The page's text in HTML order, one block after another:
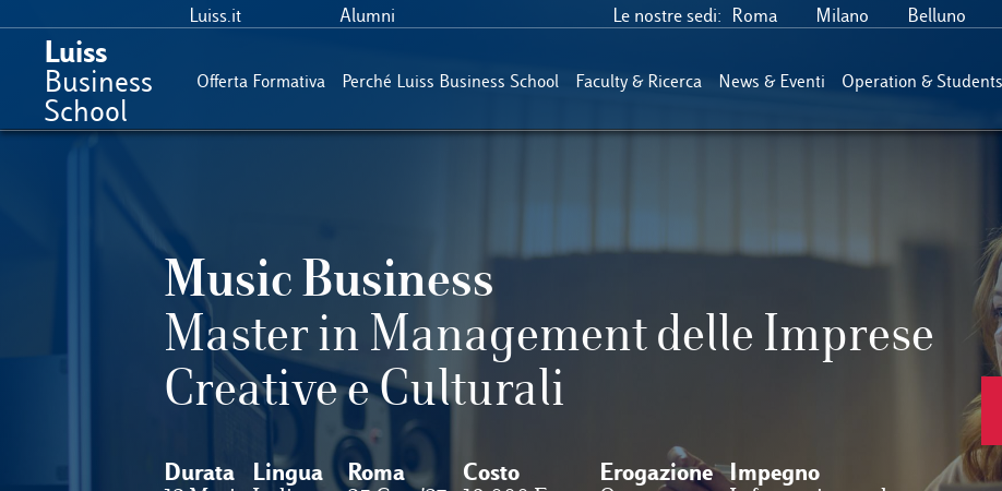
Luiss.it Alumni Le nostre sedi: Roma Milano Belluno
Luiss
Business
School
Offerta Formativa Perché Luiss Business School Faculty & Ricerca News & Eventi Operation &
Music Business
Master in Management delle Imprese
Creative e Culturali
Durata Lingua Roma Costo Erogazione Impegno